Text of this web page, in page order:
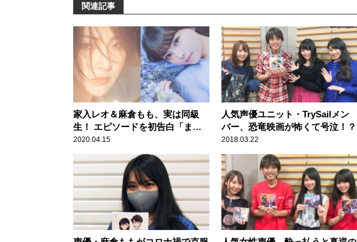
関連記事
家入レオ＆麻倉もも、実は同級
生！ エピソードを初告白「まだ
誰にも話していない夢を……」
2020.04.15
人気声優ユニット・TrySailメン
バー、恐竜映画が怖くて号泣！？
2018.03.22